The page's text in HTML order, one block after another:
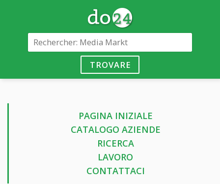
TROVARE
PAGINA INIZIALE
CATALOGO AZIENDE
RICERCA
LAVORO
CONTATTACI